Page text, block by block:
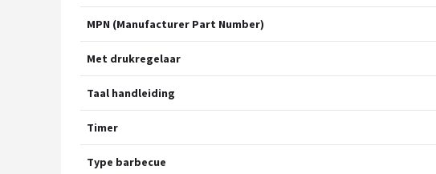
MPN (Manufacturer Part Number)
Met drukregelaar
Taal handleiding
Timer
Type barbecue